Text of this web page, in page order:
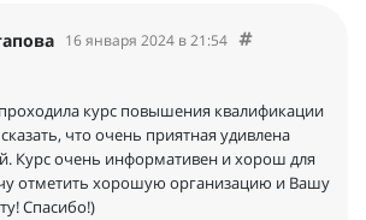
16 января 2024 в 21:54
курс повышения квалификации
что очень приятная удивлена
Курс очень информативен и хорош для
отметить хорошую организацию и Вашу
Спасибо!)